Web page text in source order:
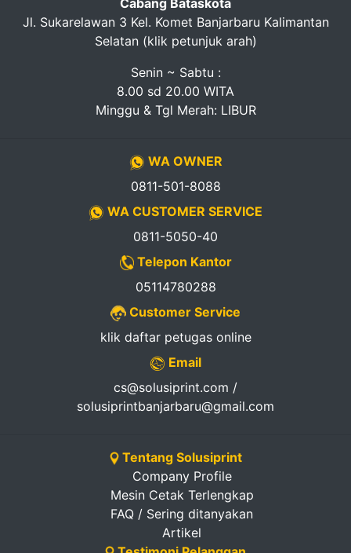
Jl. Sukarelawan 3 Kel. Komet Banjarbaru Kalimantan
Selatan (klik petunjuk arah)
Senin ~ Sabtu :
8.00 sd 20.00 WITA
Minggu & Tgl Merah: LIBUR
WA OWNER
0811-501-8088
WA CUSTOMER SERVICE
0811-5050-40
Telepon Kantor
05114780288
Customer Service
klik daftar petugas online
Email
cs@solusiprint.com /
solusiprintbanjarbaru@gmail.com
Tentang Solusiprint
Company Profile
Mesin Cetak Terlengkap
FAQ / Sering ditanyakan
Artikel